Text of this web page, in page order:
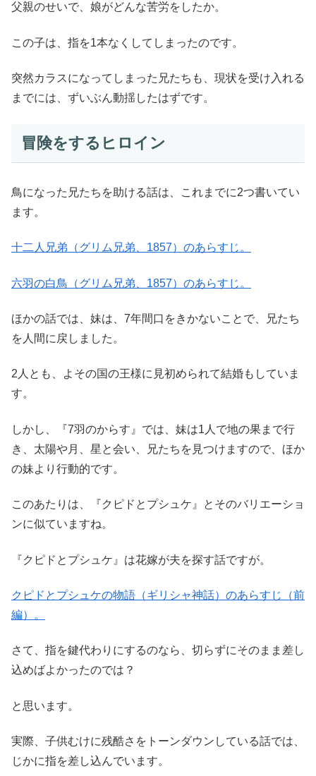
父親のせいで、娘がどんな苦労をしたか。
この子は、指を1本なくしてしまったのです。
突然カラスになってしまった兄たちも、現状を受け入れる
までには、ずいぶん動揺したはずです。
冒険をするヒロイン
鳥になった兄たちを助ける話は、これまでに2つ書いてい
ます。
十二人兄弟（グリム兄弟、1857）のあらすじ。
六羽の白鳥（グリム兄弟、1857）のあらすじ。
ほかの話では、妹は、7年間口をきかないことで、兄たち
を人間に戻しました。
2人とも、よその国の王様に見初められて結婚もしていま
す。
しかし、『7羽のからす』では、妹は1人で地の果まで行
き、太陽や月、星と会い、兄たちを見つけますので、ほか
の妹より行動的です。
このあたりは、『クピドとプシュケ』とそのバリエーショ
ンに似ていますね。
『クピドとプシュケ』は花嫁が夫を探す話ですが。
クピドとプシュケの物語（ギリシャ神話）のあらすじ（前
編）。
さて、指を鍵代わりにするのなら、切らずにそのまま差し
込めばよかったのでは？
と思います。
実際、子供むけに残酷さをトーンダウンしている話では、
じかに指を差し込んでいます。